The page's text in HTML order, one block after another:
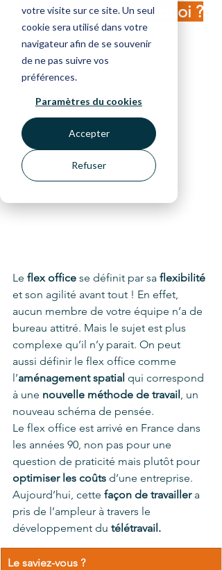
votre visite sur ce site. Un seul
cookie sera utilisé dans votre
navigateur afin de se souvenir
de ne pas suivre vos
préférences.
Paramètres du cookies
Accepter
Refuser
Le flex office, c’est quoi ?
Définition
Le flex office se définit par sa flexibilité
et son agilité avant tout ! En effet,
aucun membre de votre équipe n’a de
bureau attitré. Mais le sujet est plus
complexe qu’il n’y parait. On peut
aussi définir le flex office comme
l’aménagement spatial qui correspond
à une nouvelle méthode de travail, un
nouveau schéma de pensée.
Le flex office est arrivé en France dans
les années 90, non pas pour une
question de praticité mais plutôt pour
optimiser les coûts d’une entreprise.
Aujourd’hui, cette façon de travailler a
pris de l’ampleur à travers le
développement du télétravail.
Le saviez-vous ?